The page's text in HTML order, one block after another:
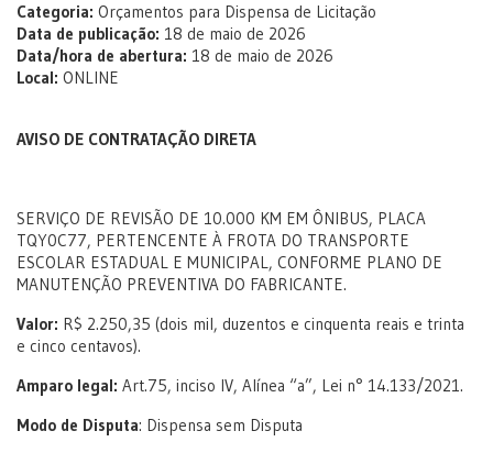
Categoria: Orçamentos para Dispensa de Licitação
Data de publicação: 18 de maio de 2026
Data/hora de abertura: 18 de maio de 2026
Local: ONLINE
AVISO DE CONTRATAÇÃO DIRETA
SERVIÇO DE REVISÃO DE 10.000 KM EM ÔNIBUS, PLACA
TQY0C77, PERTENCENTE À FROTA DO TRANSPORTE
ESCOLAR ESTADUAL E MUNICIPAL, CONFORME PLANO DE
MANUTENÇÃO PREVENTIVA DO FABRICANTE.
Valor: R$ 2.250,35 (dois mil, duzentos e cinquenta reais e trinta
e cinco centavos).
Amparo legal: Art.75, inciso IV, Alínea “a”, Lei n° 14.133/2021.
Modo de Disputa: Dispensa sem Disputa